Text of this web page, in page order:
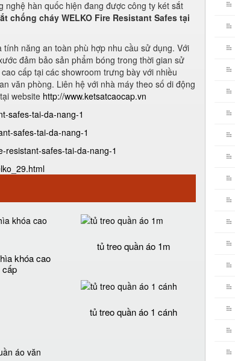
nghệ hàn quốc hiện đang được công ty két sắt
chống cháy WELKO Fire Resistant Safes tại
năng an toàn phù hợp nhu cầu sử dụng. Với
đảm bảo sản phẩm bóng trong thời gian sử
cấp tại các showroom trưng bày với nhiều
văn phòng. Liên hệ với nhà máy theo số di động
website http://www.ketsatcaocap.vn
safes-tai-da-nang-1
safes-tai-da-nang-1
resistant-safes-tai-da-nang-1
khóa cao
cấp
tủ treo quần áo 1m
tủ treo quần áo 1 cánh